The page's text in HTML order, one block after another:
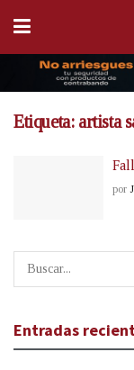
Etiqueta: artista
por
Entradas